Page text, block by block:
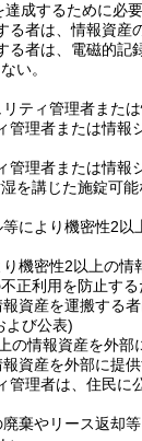
成するために必
る者は、情報資産
る者は、電磁的記
い。
ティ管理者また
管理者または情報
管理者または情報
を講じた施錠可
により機密性2以
機密性2以上の情
正利用を防止す
資産を運搬する
よび公表)
の情報資産を外部
資産を外部に提
管理者は、住民に
棄やリース返却